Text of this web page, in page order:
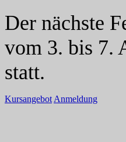
Der nächste
vom 3. bis 7.
statt.
Kursangebot Anmeldung